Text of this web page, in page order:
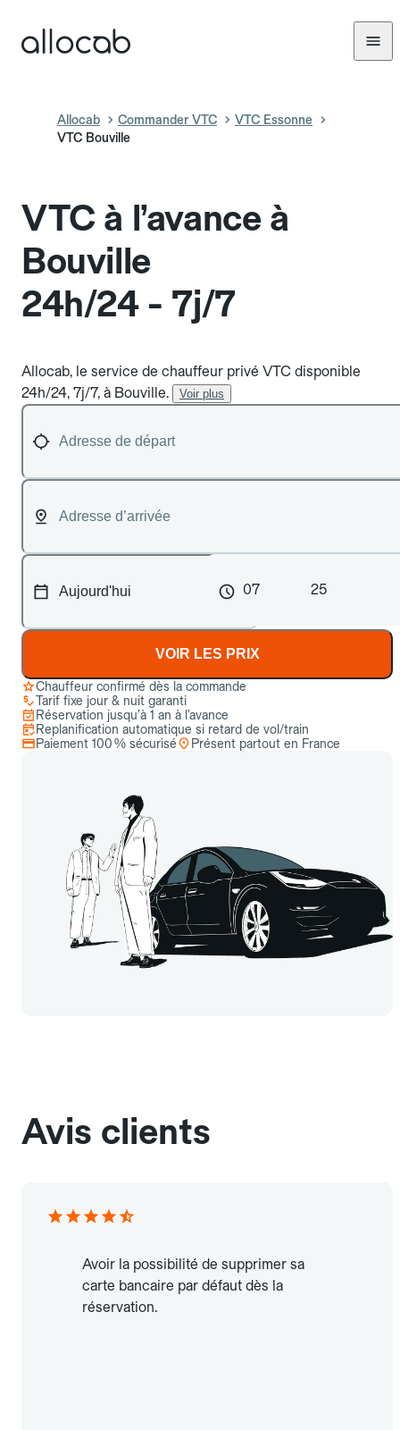
Allocab Commander VTC
VTC Essonne
VTC Bouville
VTC à l’avance à
Bouville
24h/24 - 7j/7
Allocab, le service de chauffeur privé VTC disponible
24h/24, 7j/7, à Bouville.
Voir plus
07 25
VOIR LES PRIX
Chauffeur confirmé dès la commande
Tarif fixe jour & nuit garanti
Réservation jusqu’à 1 an à l’avance
Replanification automatique si retard de vol/train
Paiement 100 % sécurisé
Présent partout en France
Avis clients
Avoir la possibilité de supprimer sa
carte bancaire par défaut dès la
réservation.